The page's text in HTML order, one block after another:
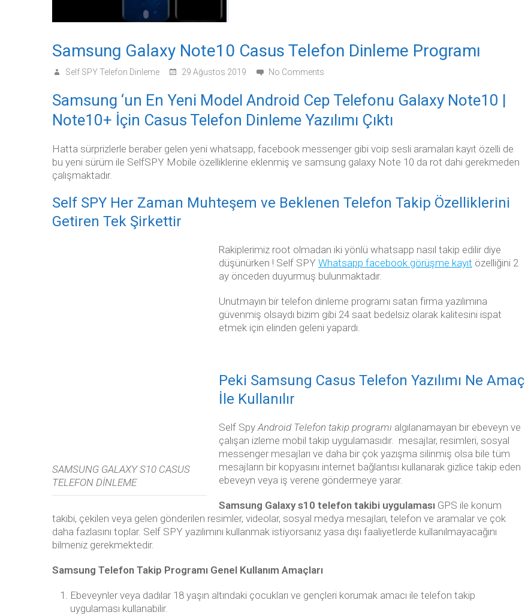
Samsung Galaxy Note10 Casus Telefon Dinleme Programı
Self SPY Telefon Dinleme 29 Ağustos 2019 No Comments
Samsung ‘un En Yeni Model Android Cep Telefonu Galaxy Note10 |
Note10+ İçin Casus Telefon Dinleme Yazılımı Çıktı
Hatta sürprizlerle beraber gelen yeni whatsapp, facebook messenger gibi voip sesli aramaları kayıt özelli de
bu yeni sürüm ile SelfSPY Mobile özelliklerine eklenmiş ve samsung galaxy Note 10 da rot dahi gerekmeden
çalışmaktadır.
Self SPY Her Zaman Muhteşem ve Beklenen Telefon Takip Özelliklerini
Getiren Tek Şirkettir
SAMSUNG GALAXY S10 CASUS
TELEFON DİNLEME
Rakiplerimiz root olmadan iki yönlü whatsapp nasıl takip edilir diye
düşünürken ! Self SPY Whatsapp facebook görüşme kayıt özelliğini 2
ay önceden duyurmuş bulunmaktadır.
Unutmayın bir telefon dinleme programı satan firma yazılımına
güvenmiş olsaydı bizim gibi 24 saat bedelsiz olarak kalitesini ispat
etmek için elinden geleni yapardı.
Peki Samsung Casus Telefon Yazılımı Ne Amaç
İle Kullanılır
Self SpyAndroid Telefon takip programı algılanamayan bir ebeveyn ve
çalışan izleme mobil takip uygulamasıdır. mesajlar, resimleri, sosyal
messenger mesajları ve daha bir çok yazışma silinmiş olsa bile tüm
mesajların bir kopyasını internet bağlantısı kullanarak gizlice takip eden
ebeveyn veya iş verene göndermeye yarar.
Samsung Galaxy s10 telefon takibi uygulaması GPS ile konum
takibi, çekilen veya gelen gönderilen resimler, videolar, sosyal medya mesajları, telefon ve aramalar ve çok
daha fazlasını toplar. Self SPY yazılımını kullanmak istiyorsanız yasa dışı faaliyetlerde kullanılmayacağını
bilmeniz gerekmektedir.
Samsung Telefon Takip Programı Genel Kullanım Amaçları
Ebeveynler veya dadılar 18 yaşın altındaki çocukları ve gençleri korumak amacı ile telefon takip
uygulaması kullanabilir.